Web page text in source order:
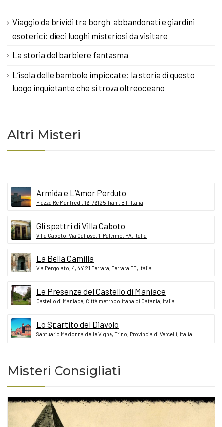
Viaggio da brividi tra borghi abbandonati e giardini
esoterici: dieci luoghi misteriosi da visitare
La storia del barbiere fantasma
L’isola delle bambole impiccate: la storia di questo
luogo inquietante che si trova oltreoceano
Altri Misteri
Armida e L’Amor Perduto
Piazza Re Manfredi, 16, 76125 Trani, BT, Italia
Gli spettri di Villa Caboto
Villa Caboto, Via Calipso, 1, Palermo, PA, Italia
La Bella Camilla
Via Pergolato, 4, 44121 Ferrara, Ferrara FE, Italia
Le Presenze del Castello di Maniace
Castello di Maniace, Città metropolitana di Catania, Italia
Lo Spartito del Diavolo
Santuario Madonna delle Vigne, Trino, Provincia di Vercelli, Italia
Misteri Consigliati